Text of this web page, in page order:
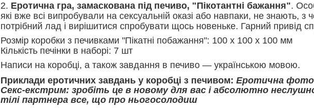
2. Еротична гра, замаскована під печиво, "Пікотантні бажання".
які вже всі випробували на сексуальній оказі або навпаки, не знають, з
потрібний лад і вирішитися спробувати щось новеньке. Гарний привід
Розмір коробки з печивками "Пікатні побажання": 100 х 100 х 100 мм
Кількість печінки в наборі: 7 шт
Написи на коробці, а також завдання в печиво — українською мовою.
Приклади еротичних завдань у коробці з печивом: Еротична
Секс-екстрим: зробіть це в новому для вас і абсолютно
тілі партнера все, що про ньогосолодиш